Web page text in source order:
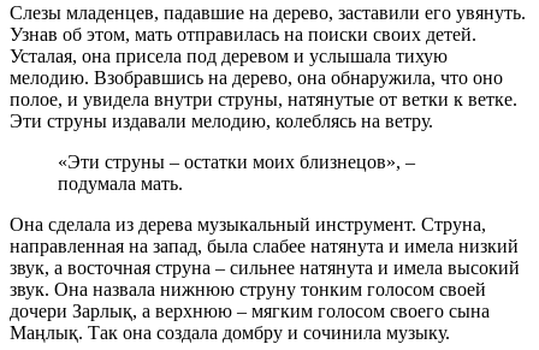
Слезы младенцев, падавшие на дерево, заставили его увянуть.
Узнав об этом, мать отправилась на поиски своих детей.
Усталая, она присела под деревом и услышала тихую
мелодию. Взобравшись на дерево, она обнаружила, что оно
полое, и увидела внутри струны, натянутые от ветки к ветке.
Эти струны издавали мелодию, колеблясь на ветру.
«Эти струны – остатки моих близнецов», –
подумала мать.
Она сделала из дерева музыкальный инструмент. Струна,
направленная на запад, была слабее натянута и имела низкий
звук, а восточная струна – сильнее натянута и имела высокий
звук. Она назвала нижнюю струну тонким голосом своей
дочери Зарлық, а верхнюю – мягким голосом своего сына
Маңлық. Так она создала домбру и сочинила музыку.